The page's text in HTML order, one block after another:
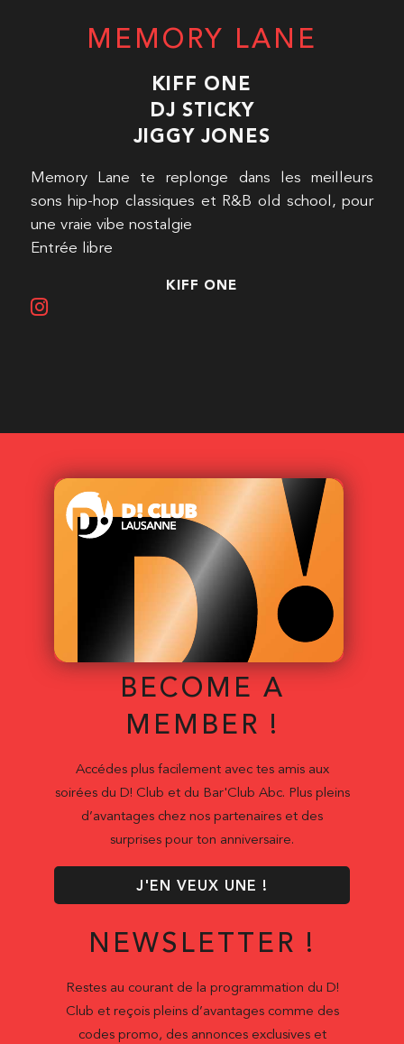
MEMORY LANE
KIFF ONE
DJ STICKY
JIGGY JONES
Memory Lane te replonge dans les meilleurs
sons hip-hop classiques et R&B old school, pour
une vraie vibe nostalgie
Entrée libre
KIFF ONE
BECOME A
MEMBER !
Accédes plus facilement avec tes amis aux
soirées du D! Club et du Bar'Club Abc. Plus pleins
d’avantages chez nos partenaires et des
surprises pour ton anniversaire.
J'EN VEUX UNE !
NEWSLETTER !
Restes au courant de la programmation du D!
Club et reçois pleins d’avantages comme des
codes promo, des annonces exclusives et